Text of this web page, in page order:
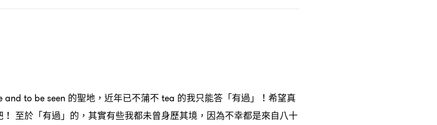
and to be seen 的聖地 ， 近年已不蒲不 tea 的我只能答「有過」 ！ 希望真
！ 至於「有過」的 ， 其實有些我都未曾身歷其境 ， 因為不幸都是來自八十